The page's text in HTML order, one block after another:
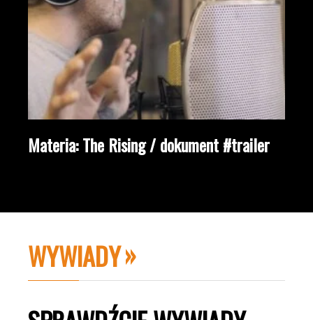
Materia: The Rising / dokument #trailer
WYWIADY